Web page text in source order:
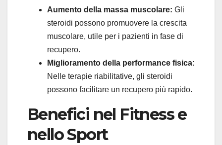
Aumento della massa muscolare: Gli
steroidi possono promuovere la crescita
muscolare, utile per i pazienti in fase di
recupero.
Miglioramento della performance fisica:
Nelle terapie riabilitative, gli steroidi
possono facilitare un recupero più rapido.
Benefici nel Fitness e
nello Sport